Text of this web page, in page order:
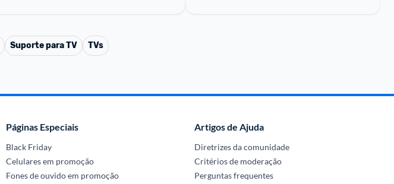
Suporte para TV TVs
Páginas Especiais
Black Friday
Celulares em promoção
Fones de ouvido em promoção
Artigos de Ajuda
Diretrizes da comunidade
Critérios de moderação
Perguntas frequentes